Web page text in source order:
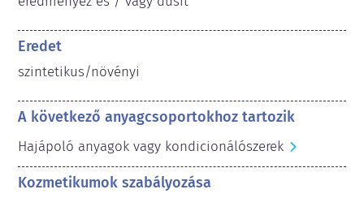
Eredet
szintetikus/növényi
A következő anyagcsoportokhoz tartozik
Hajápoló anyagok vagy kondicionálószerek
Kozmetikumok szabályozása